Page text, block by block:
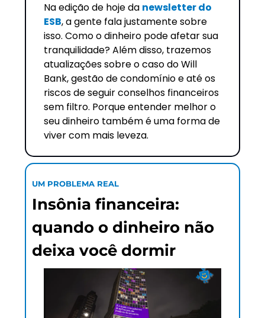
Na edição de hoje da newsletter do
ESB, a gente fala justamente sobre
isso. Como o dinheiro pode afetar sua
tranquilidade? Além disso, trazemos
atualizações sobre o caso do Will
Bank, gestão de condomínio e até os
riscos de seguir conselhos financeiros
sem filtro. Porque entender melhor o
seu dinheiro também é uma forma de
viver com mais leveza.
UM PROBLEMA REAL
Insônia financeira:
quando o dinheiro não
deixa você dormir